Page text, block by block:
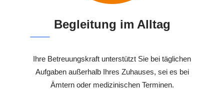
Begleitung im Alltag
Ihre Betreuungskraft unterstützt Sie bei täglichen
Aufgaben außerhalb Ihres Zuhauses, sei es bei
Ämtern oder medizinischen Terminen.